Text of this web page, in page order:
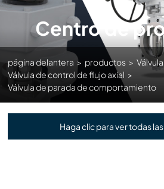
Centro de
página delantera > productos >
Válvula de control de flujo axial >
Válvula de parada de comportamiento
Haga clic para ver todas